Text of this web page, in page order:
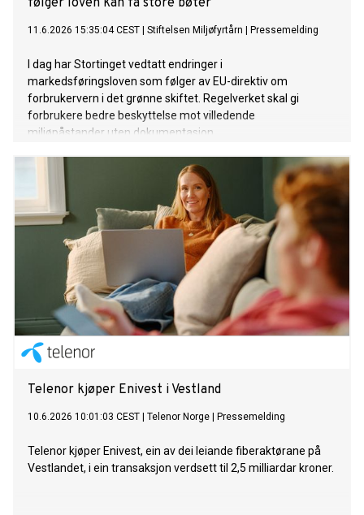
følger loven kan få store bøter
11.6.2026 15:35:04 CEST Stiftelsen Miljøfyrtårn Pressemelding
I dag har Stortinget vedtatt endringer i
markedsføringsloven som følger av EU-direktiv om
forbrukervern i det grønne skiftet. Regelverket skal gi
forbrukere bedre beskyttelse mot villedende
miljøpåstander uten dokumentasjon.
Telenor kjøper Enivest i Vestland
10.6.2026 10:01:03 CEST Telenor Norge Pressemelding
Telenor kjøper Enivest, ein av dei leiande fiberaktørane på
Vestlandet, i ein transaksjon verdsett til 2,5 milliardar kroner.